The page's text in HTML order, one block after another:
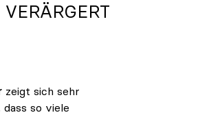
zeigt sich sehr
so viele